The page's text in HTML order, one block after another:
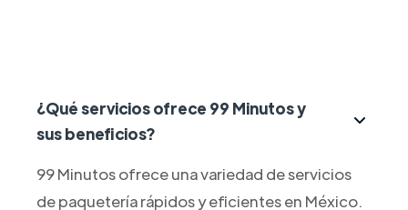
¿Qué servicios ofrece 99 Minutos y
sus beneficios?
99 Minutos ofrece una variedad de servicios
de paquetería rápidos y eficientes en México.